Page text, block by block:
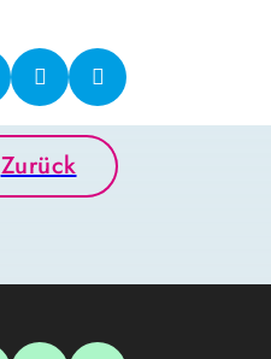
Zurück